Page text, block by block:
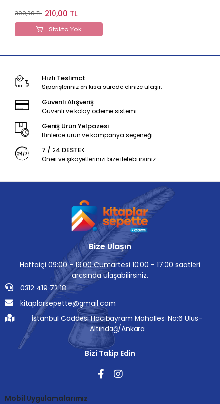
300,00 TL 210,00 TL
Stokta Yok
Hızlı Teslimat
Siparişleriniz en kısa sürede elinize ulaşır.
Güvenli Alışveriş
Güvenli ve kolay ödeme sistemi
Geniş Ürün Yelpazesi
Binlerce ürün ve kampanya seçeneği
7 / 24 DESTEK
Öneri ve şikayetlerinizi bize iletebilirsiniz.
Bize Ulaşın
Haftaiçi 09:00 - 19:00 Cumartesi 10:00 - 17:00 saatleri
arasında ulaşabilirsiniz.
0312 419 72 18
kitaplarsepette@gmail.com
İstanbul Caddesi Hacıbayram Mahallesi No:6 Ulus-
Altındağ/Ankara
Bizi Takip Edin
Mobil Uygulamalarımız